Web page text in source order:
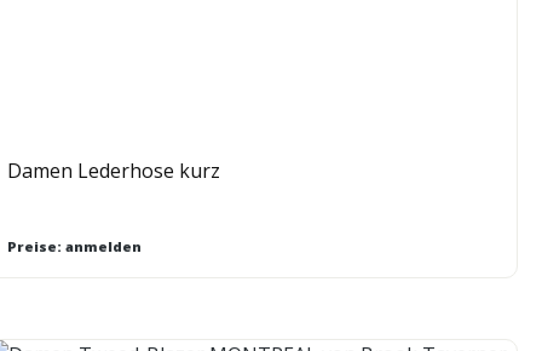
Damen Lederhose kurz
Preise: anmelden